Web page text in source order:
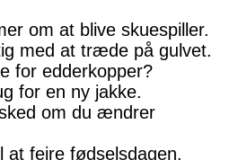
om at blive skuespiller.
med at træde på gulvet.
for edderkopper?
for en ny jakke.
om du ændrer
at fejre fødselsdagen.